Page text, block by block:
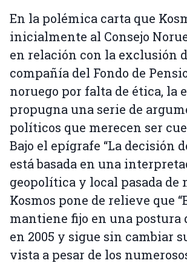
En la polémica carta que
inicialmente al Consejo
en relación con la exclusión
compañía del Fondo de
noruego por falta de ética, la
propugna una serie de
políticos que merecen ser
Bajo el epígrafe “La decisión
está basada en una
geopolítica y local pasada de
Kosmos pone de relieve que
mantiene fijo en una postura
en 2005 y sigue sin cambiar
vista a pesar de los